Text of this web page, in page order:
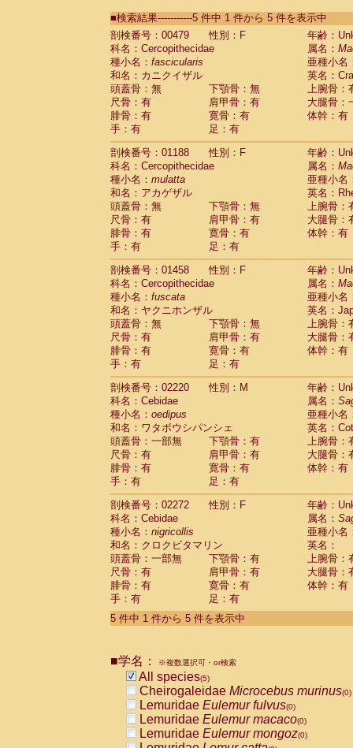
CebidaeSaguinus labiatus(0)
Cebidae Saguinus leucopus (0)
CebidaeSaguinus midas
CebidaeSaguinus mystax
CebidaeSaguinus nigricollis (1)
Cebidae Saguinus oedipus
Cebidae Saguinus weddelli
Cebidae Saguinusspp.
Cebidae Aotus trivirgatus
Cebidae Cebus albifrons
CebidaeCebus apella
Cebidae
CebidaeCebus nigrivittatus
Cebidae Cebusspp.(0)
Cebidae Saimiri boliviensis
Cebidae Saimiri sciureus
Atelidae Alouatta caraya
AtelidaeAlouatta fusca
AtelidaeAlouatta seniculus
AtelidaeAlouatta
Atelidae Ateles belzebuth
Atelidae Ateles geoffroyi
Atelidae Ateles paniscus
Atelidae Atelesspp.
Atelidae Lagothrix lagothricha
AtelidaeLagothrix lagothricha cana(0)
Pitheciidae
Cacajao calvus
Pitheciidae
Callicebus cupreus(0)
Pitheciidae Callicebus donacophilus(0)
PitheciidaeCallicebus moloch(0)
Pitheciidae Callicebus torquatus(0)
Pitheciidae Callicebus
Pitheciidae Chiropotes satanas
Pitheciidae Pithecia monachus
Pitheciidae Pithecia pithecia (0)
Cercopithecidae Cercocebus agilis (0)
Cercopithecidae
Cercocebus
Cercopithecidae
Cercocebus
CercopithecidaeCercocebus
CercopithecidaeCercocebus
CercopithecidaeCercocebus hybrid(0)
CercopithecidaeCercocebus
CercopithecidaeLophocebus
CercopithecidaePapio hamadryas
Cercopithecidae
CercopithecidaePapiospp. (0)
CercopithecidaeMandrillus
CercopithecidaeMandrillus sphinx
CercopithecidaeTheropithecus
CercopithecidaeMacaca arctoides
■検索結果-----------5 件中 1 件から 5 件を表示中
剖検番号：00479
性別：F
年齢：
科名：Cercopithecidae
属名：
種小名： fascicularis
亜種小名
和名：カニクイザル
英名：
頭蓋骨：無
下顎骨：無
上腕骨：
尺骨：有
肩甲骨：有
大腿骨：
腓骨：有
寛骨：有
体幹：有
手：有
足：有
剖検番号：01188
性別：F
年齢：
科名：Cercopithecidae
属名：
種小名： mulatta
亜種小名
和名：アカゲザル
英名：
頭蓋骨：無
下顎骨：無
上腕骨：
尺骨：有
肩甲骨：有
大腿骨：
腓骨：有
寛骨：有
体幹：有
手：有
足：有
剖検番号：01458
性別：F
年齢：
科名：Cercopithecidae
属名：
種小名： fuscata
亜種小名
和名：ヤクニホンザル
英名：
頭蓋骨：無
下顎骨：無
上腕骨：
尺骨：有
肩甲骨：有
大腿骨：
腓骨：有
寛骨：有
体幹：有
手：有
足：有
剖検番号：02220
性別：M
年齢：
科名：Cebidae
属名：
種小名： oedipus
亜種小名
和名：ワタボウシパンシェ
英名：
頭蓋骨：一部無
下顎骨：有
上腕骨：
尺骨：有
肩甲骨：有
大腿骨：
腓骨：有
寛骨：有
体幹：有
手：有
足：有
剖検番号：02272
性別：F
年齢：
科名：Cebidae
属名：
種小名： nigricollis
亜種小名
和名：クロクビタマリン
英名：
頭蓋骨：一部無
下顎骨：有
上腕骨：
尺骨：有
肩甲骨：有
大腿骨：
腓骨：有
寛骨：有
体幹：有
手：有
足：有
5 件中 1 件から 5 件を表示中
■学名： ※複数選択可・or検索
All species(5)
Cheirogaleidae Microcebus murinus(0)
Lemuridae Eulemur fulvus(0)
Lemuridae Eulemur macaco(0)
Lemuridae Eulemur mongoz(0)